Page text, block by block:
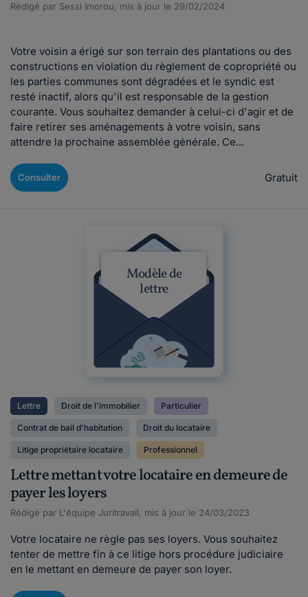
Rédigé par Sessi Imorou, mis à jour le 29/02/2024
Votre voisin a érigé sur son terrain des plantations ou des
constructions en violation du règlement de copropriété ou
les parties communes sont dégradées et le syndic est
resté inactif, alors qu'il est responsable de la gestion
courante. Vous souhaitez demander à celui-ci d'agir et de
faire retirer ses aménagements à votre voisin, sans
attendre la prochaine assemblée générale. Ce...
Consulter Gratuit
Modèle de
lettre
Lettre Droit de l'immobilier Particulier
Contrat de bail d'habitation Droit du locataire
Litige propriétaire locataire Professionnel
Lettre mettant votre locataire en demeure de
payer les loyers
Rédigé par L'équipe Juritravail, mis à jour le 24/03/2023
Votre locataire ne règle pas ses loyers. Vous souhaitez
tenter de mettre fin à ce litige hors procédure judiciaire
en le mettant en demeure de payer son loyer.